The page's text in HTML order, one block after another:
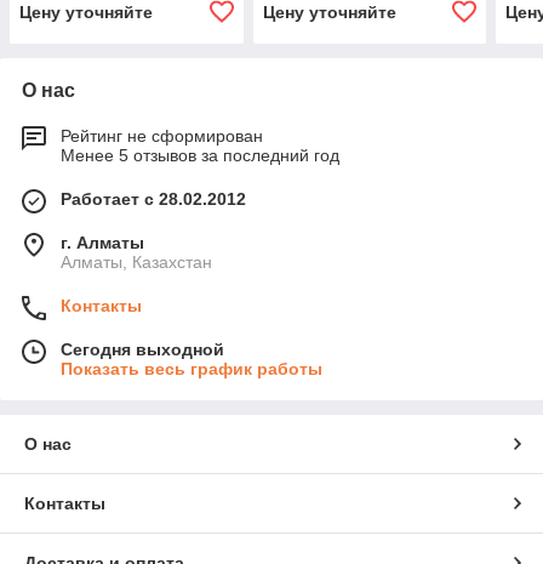
Цену уточняйте Цену уточняйте
О нас
Рейтинг не сформирован
Менее 5 отзывов за последний год
Работает с 28.02.2012
г. Алматы
Алматы, Казахстан
Контакты
Сегодня выходной
Показать весь график работы
О нас
Контакты